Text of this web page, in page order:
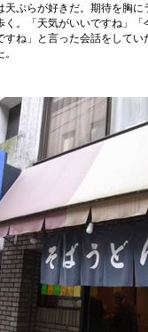
天ぷらが好きだ。期待を胸に
く。「天気がいいですね」「
すね」と言った会話をしてい